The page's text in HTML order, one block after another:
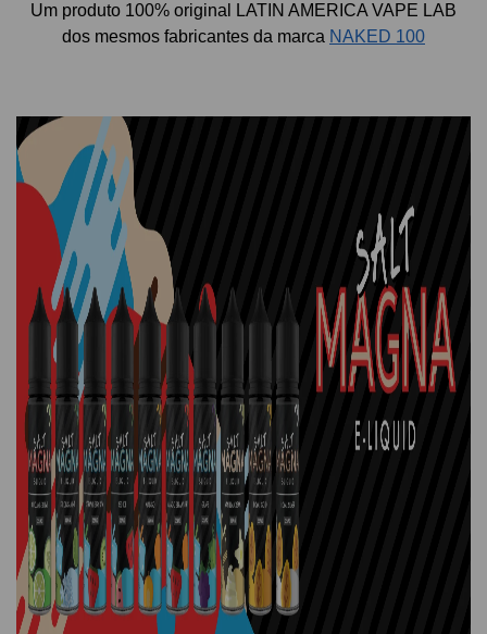
Um produto 100% original LATIN AMERICA VAPE LAB
dos mesmos fabricantes da marca NAKED 100